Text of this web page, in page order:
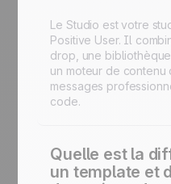
Le Studio est votre
Positive User. Il
drop, une
un moteur de contenu
messages
code.
Quelle est la
un template et